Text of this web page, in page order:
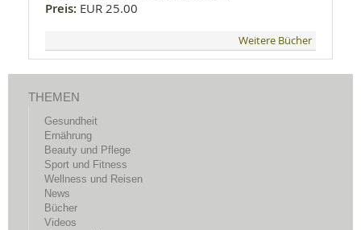
Preis: EUR 25.00
Weitere Bücher
THEMEN
Gesundheit
Ernährung
Beauty und Pflege
Sport und Fitness
Wellness und Reisen
News
Bücher
Videos